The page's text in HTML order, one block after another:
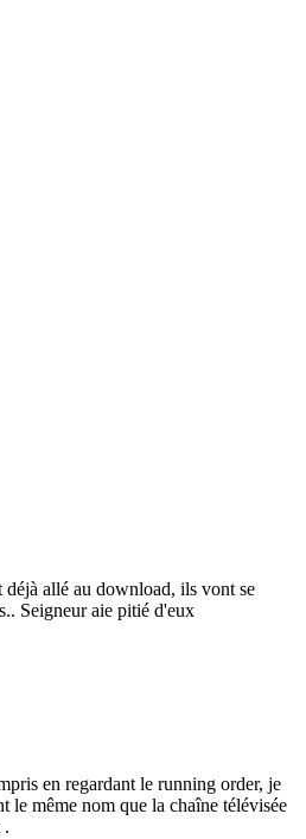
allé au download, ils vont se
Seigneur aie pitié d'eux
en regardant le running order, je
le même nom que la chaîne télévisée
.